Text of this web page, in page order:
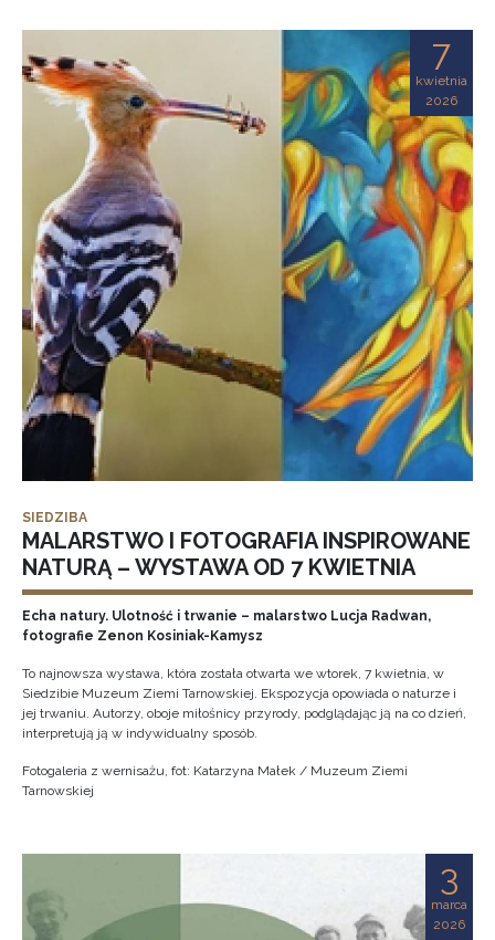
7
kwietnia
2026
SIEDZIBA
MALARSTWO I FOTOGRAFIA INSPIROWANE
NATURĄ – WYSTAWA OD 7 KWIETNIA
Echa natury. Ulotność i trwanie – malarstwo Lucja Radwan,
fotografie Zenon Kosiniak-Kamysz
To najnowsza wystawa, która została otwarta we wtorek, 7 kwietnia, w
Siedzibie Muzeum Ziemi Tarnowskiej. Ekspozycja opowiada o naturze i
jej trwaniu. Autorzy, oboje miłośnicy przyrody, podglądając ją na co dzień,
interpretują ją w indywidualny sposób.
Fotogaleria z wernisażu, fot: Katarzyna Małek / Muzeum Ziemi
Tarnowskiej
3
marca
2026